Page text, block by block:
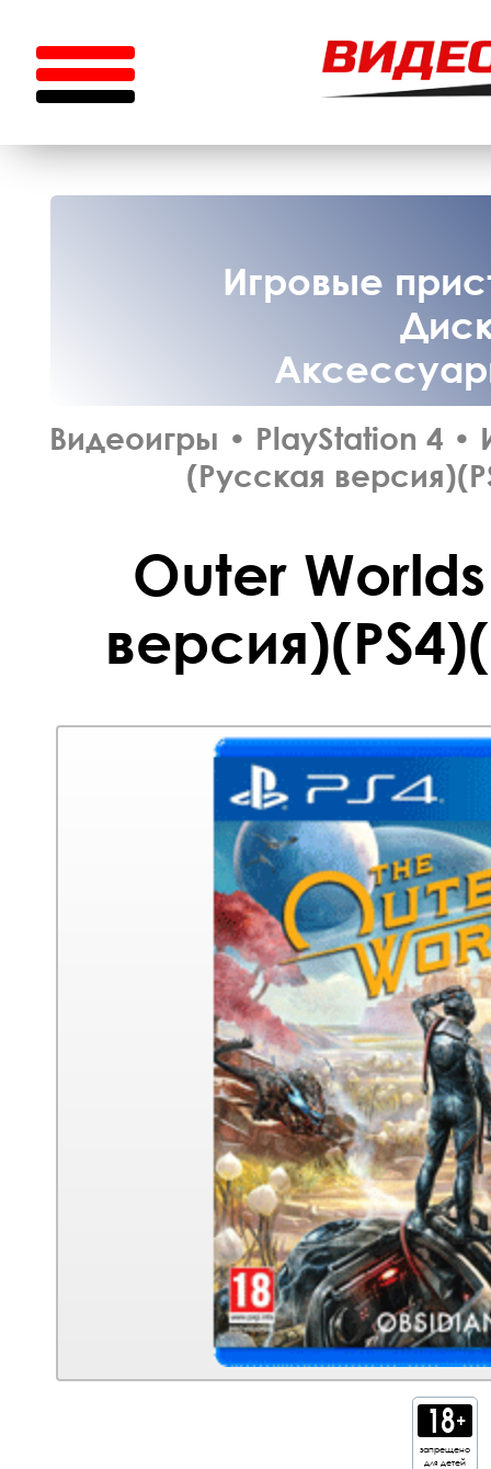
Игровые
Видеоигры • PlayStation 4 •
(Русская
Outer
запрещено
для детей